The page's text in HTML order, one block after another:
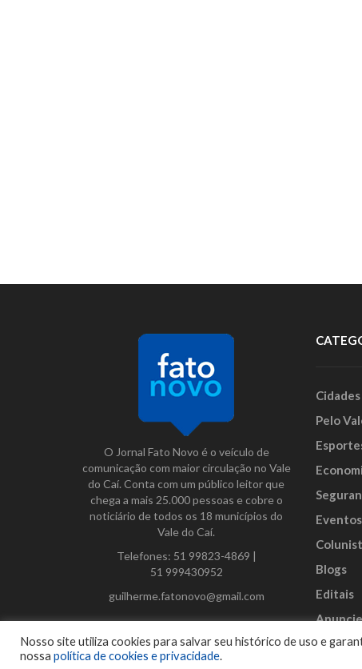
O Jornal Fato Novo é o veículo de
comunicação com maior circulação no Vale
do Caí. Conta com um público leitor que
chega a mais 25.000 pessoas e cobre o
noticiário de todos os 18 municípios do
Vale do Caí.
Telefones: 51 99823-4869 |
51 999430952
guilherme.fatonovo@gmail.com
Facebook
Instagram
Twitter
Cidades
Pelo
Eventos
Blogs
Editais
Anuncie
Nosso site utiliza cookies para salvar seu histórico de uso e
nossa política de cookies e privacidade.